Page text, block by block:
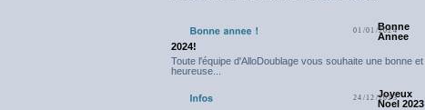
01/01/2024
Bonne
Annee
2024!
Toute l'équipe d'AlloDoublage vous souhaite une bonne et
heureuse...
24/12/2023
Joyeux
Noel 2023